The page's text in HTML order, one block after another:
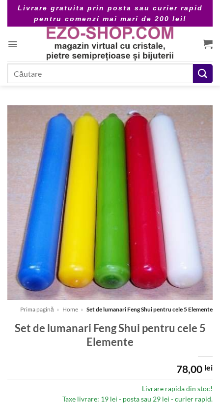
content
Livrare gratuita prin posta sau curier rapid
pentru comenzi mai mari de 200 lei!
Prima pagină » Home » Set de lumanari Feng Shui pentru cele 5 Elemente
Set de lumanari Feng Shui pentru cele 5
Elemente
78,00 lei
Livrare rapida din stoc!
Taxe livrare: 19 lei - posta sau 29 lei - curier rapid.